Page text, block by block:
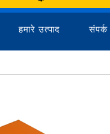
हमारे उत्पाद